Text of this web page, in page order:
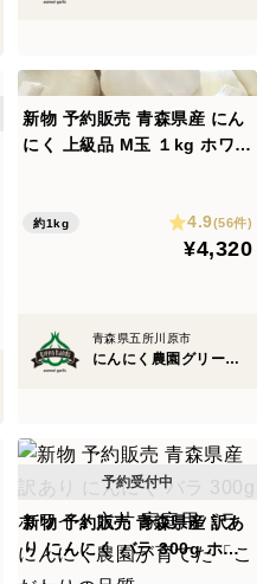
新物 予約販売 青森県産 にん
にく 上級品 M玉 １kg ホワイ
約1kg 4.9(56件)
¥4,320
青森県五所川原市
にんにく農園グリーンハンズ
新物 予約販売 青森県産 訳あ
り にんにく バラ 300g ホワ
イト六片 家庭用バラ にんに